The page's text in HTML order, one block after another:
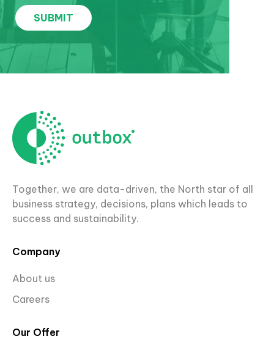
Together, we are data-driven, the North star of all
business strategy, decisions, plans which leads to
success and sustainability.
Company
About us
Careers
Our Offer